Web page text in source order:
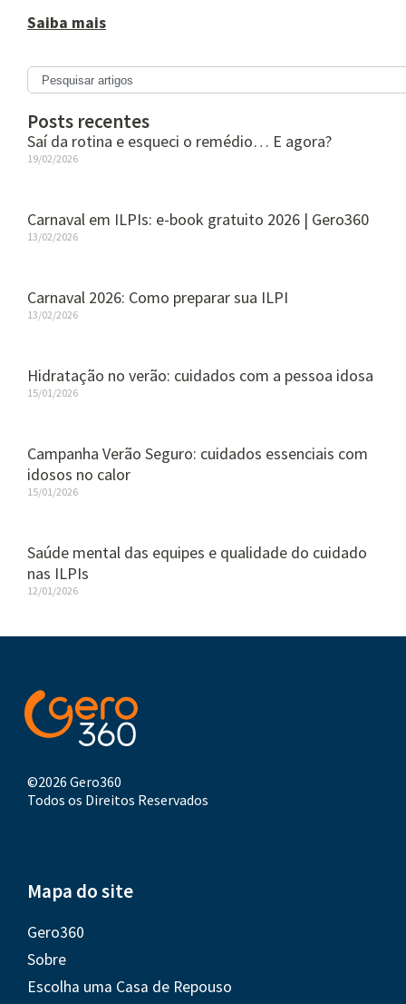
Saiba mais
Posts recentes
Saí da rotina e esqueci o remédio… E agora?
19/02/2026
Carnaval em ILPIs: e-book gratuito 2026 | Gero360
13/02/2026
Carnaval 2026: Como preparar sua ILPI
13/02/2026
Hidratação no verão: cuidados com a pessoa idosa
15/01/2026
Campanha Verão Seguro: cuidados essenciais com
idosos no calor
15/01/2026
Saúde mental das equipes e qualidade do cuidado
nas ILPIs
12/01/2026
©2026 Gero360
Todos os Direitos Reservados
Mapa do site
Gero360
Sobre
Escolha uma Casa de Repouso